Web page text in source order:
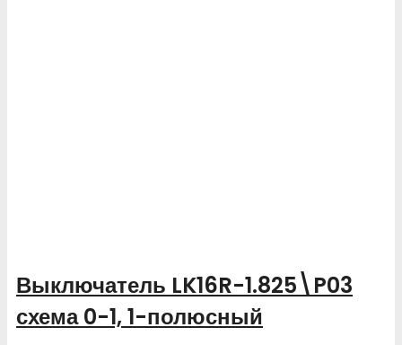
Выключатель LK16R-1.825\P03
схема 0-1, 1-полюсный